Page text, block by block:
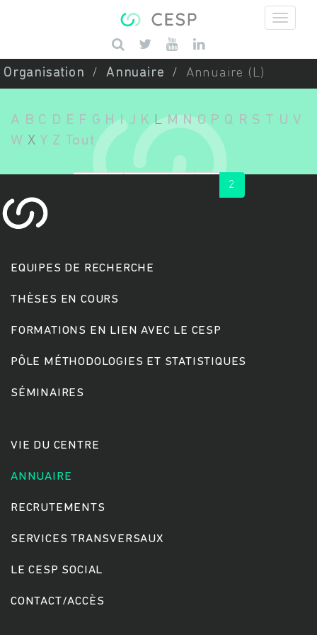
Saisissez vos mots-clés
Organisation Annuaire Annuaire (L)
A B C D E F G H I J K L M N O P Q R S T U V
W X Y Z Tout
2
EQUIPES DE RECHERCHE
THÈSES EN COURS
FORMATIONS EN LIEN AVEC LE CESP
PÔLE MÉTHODOLOGIES ET STATISTIQUES
SÉMINAIRES
VIE DU CENTRE
ANNUAIRE
RECRUTEMENTS
SERVICES TRANSVERSAUX
LE CESP SOCIAL
CONTACT/ACCÈS